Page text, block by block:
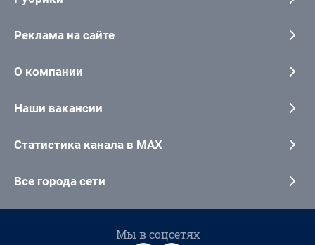
Реклама на сайте
О компании
Наши вакансии
Статистика канала в MAX
Все города сети
Мы в соцсетях